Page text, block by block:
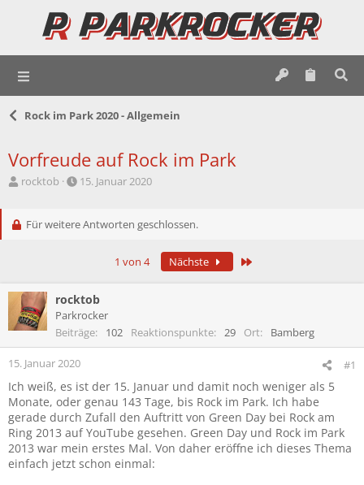
Rock im Park 2020 - Allgemein
Vorfreude auf Rock im Park
E
t
r
rocktob
E
t
a
m
15. Januar 2020
Für weitere Antworten geschlossen.
1 von 4 Nächste
rocktob
Parkrocker
Beiträge
102 Reaktionspunkte 29 Ort Bamberg
15. Januar 2020 #1
Ich weiß, es ist der 15. Januar und damit noch weniger als 5
Monate, oder genau 143 Tage, bis Rock im Park. Ich habe
gerade durch Zufall den Auftritt von Green Day bei Rock am
Ring 2013 auf YouTube gesehen. Green Day und Rock im Park
2013 war mein erstes Mal. Von daher eröffne ich dieses Thema
einfach jetzt schon einmal: